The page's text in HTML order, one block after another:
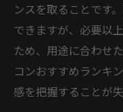
ンスを取ることです
できますが、必要以
ため、用途に合わせ
コンおすすめランキ
感を把握することが